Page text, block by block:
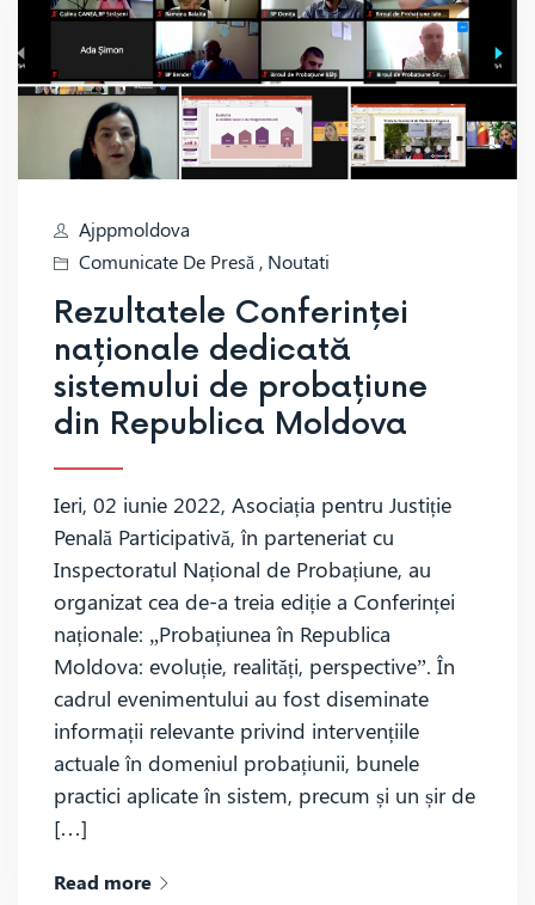
Ajppmoldova
Comunicate De Presă , Noutati
Rezultatele Conferinței
naționale dedicată
sistemului de probațiune
din Republica Moldova
Ieri, 02 iunie 2022, Asociația pentru Justiție
Penală Participativă, în parteneriat cu
Inspectoratul Național de Probațiune, au
organizat cea de-a treia ediție a Conferinței
naționale: „Probațiunea în Republica
Moldova: evoluție, realități, perspective”. În
cadrul evenimentului au fost diseminate
informații relevante privind intervențiile
actuale în domeniul probațiunii, bunele
practici aplicate în sistem, precum și un șir de
[…]
Read more